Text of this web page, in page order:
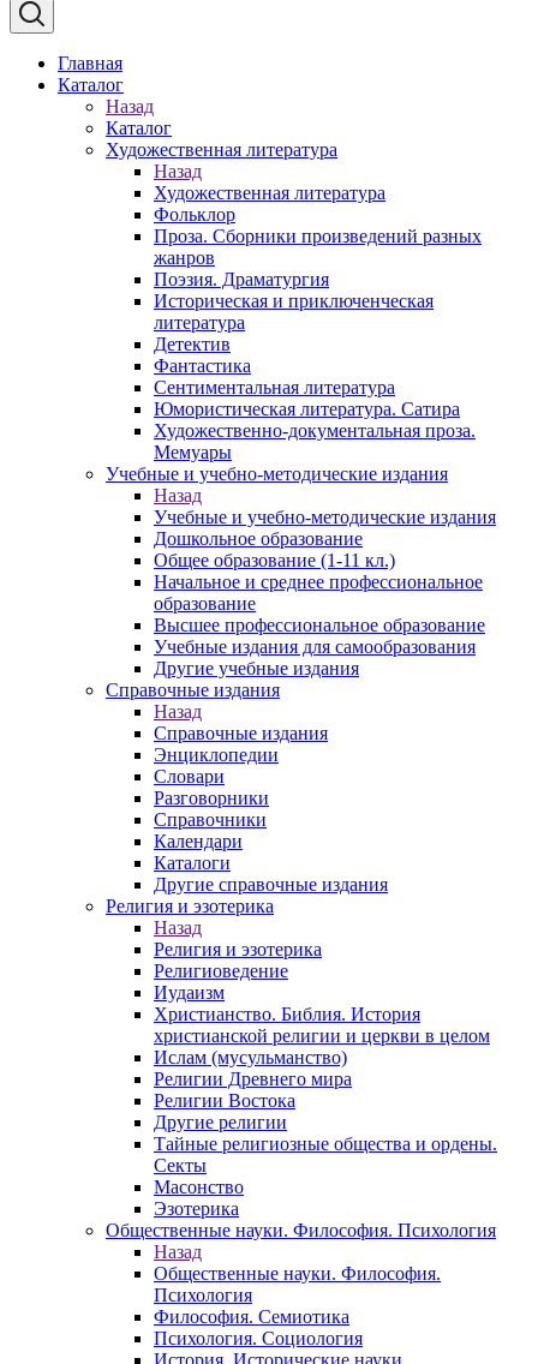
Главная
Каталог
Назад
Каталог
Художественная литература
Назад
Художественная литература
Фольклор
Проза. Сборники произведений разных
жанров
Поэзия. Драматургия
Историческая и приключенческая
литература
Детектив
Фантастика
Сентиментальная литература
Юмористическая литература. Сатира
Художественно-документальная проза.
Мемуары
Учебные и учебно-методические издания
Назад
Учебные и учебно-методические издания
Дошкольное образование
Общее образование (1-11 кл.)
Начальное и среднее профессиональное
образование
Высшее профессиональное образование
Учебные издания для самообразования
Другие учебные издания
Справочные издания
Назад
Справочные издания
Энциклопедии
Словари
Разговорники
Справочники
Календари
Каталоги
Другие справочные издания
Религия и эзотерика
Назад
Религия и эзотерика
Религиоведение
Иудаизм
Христианство. Библия. История
христианской религии и церкви в целом
Ислам (мусульманство)
Религии Древнего мира
Религии Востока
Другие религии
Тайные религиозные общества и ордены.
Секты
Масонство
Эзотерика
Общественные науки. Философия. Психология
Назад
Общественные науки. Философия.
Психология
Философия. Семиотика
Психология. Социология
История. Исторические науки